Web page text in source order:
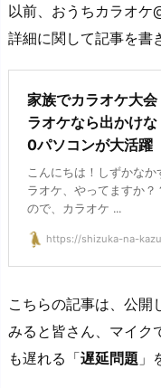
以前、おうちカラオ
詳細に関して記事を書
家族でカラオケ大
ラオケなら出かけ
0パソコンが大活躍
こんにちは！しずかなか
ラオケ、やってますか
ので、カラオケ ...
https://shizuka-na-
こちらの記事は、公開
みると皆さん、マイク
も遅れる「遅延問題 」